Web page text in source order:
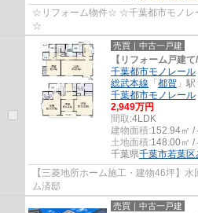
☆リフォーム物件☆ ☆千葉都市モノレ
☆
売買｜中古一戸建
【リフォーム戸建
千葉都市モノレール
総武本線 「 都賀 」
千葉都市モノレール
2,949万円
間取:4LDK
建物面積:152.94㎡ /
土地面積:148.00㎡ /
千葉県千葉市若葉区
【三菱地所ホーム施工・建物46坪】
ム済邸
売買｜中古一戸建